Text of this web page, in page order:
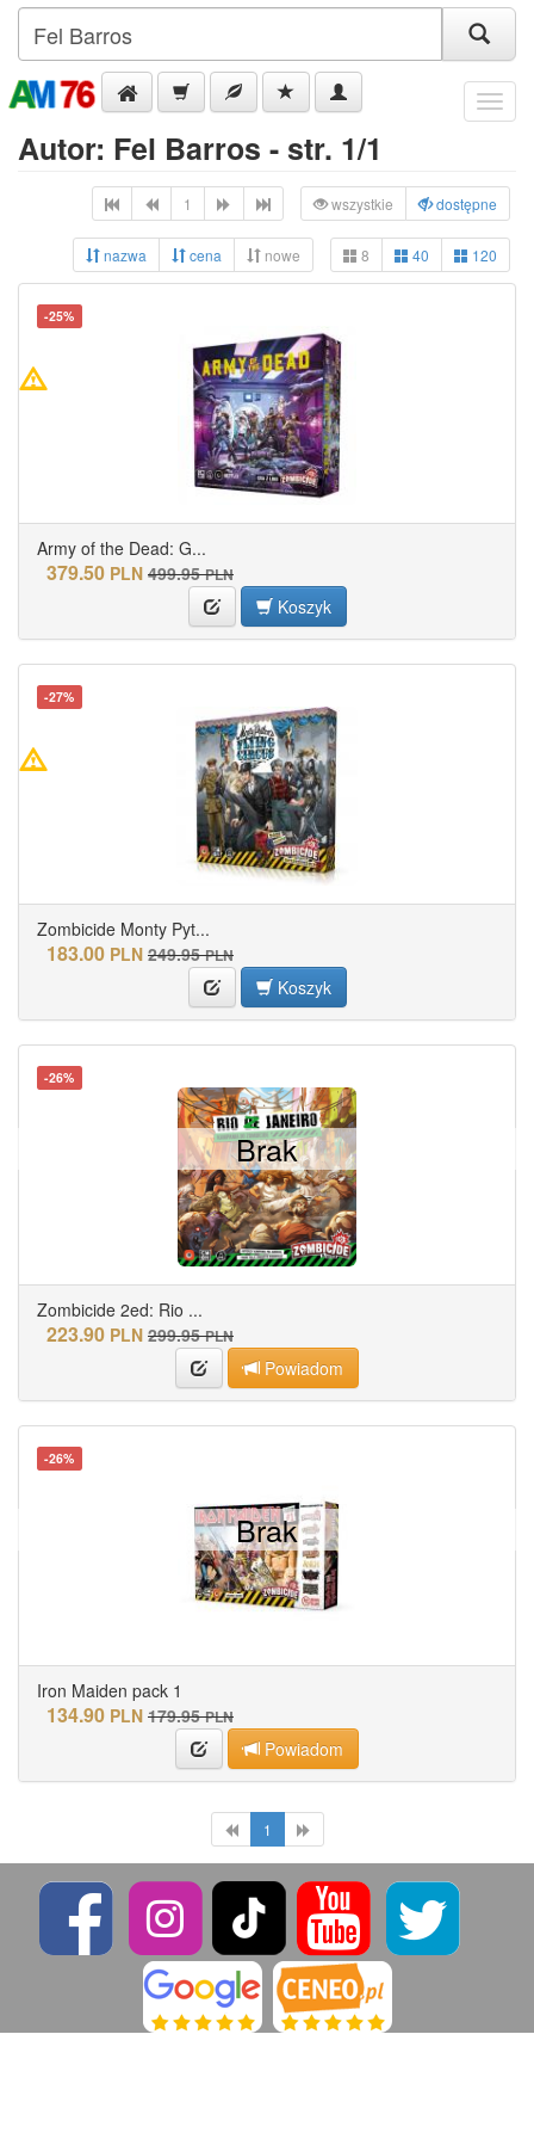
Menu
Autor: Fel Barros - str. 1/1
1 wszystkie dostępne
nazwa cena nowe 8 40 120
-25%
Army of the Dead: G...
379.50 PLN 499.95 PLN
Koszyk
-27%
Zombicide Monty Pyt...
183.00 PLN 249.95 PLN
Koszyk
-26%
Zombicide 2ed: Rio ...
223.90 PLN 299.95 PLN
Powiadom
Brak
-26%
Iron Maiden pack 1
134.90 PLN 179.95 PLN
Powiadom
Brak
1